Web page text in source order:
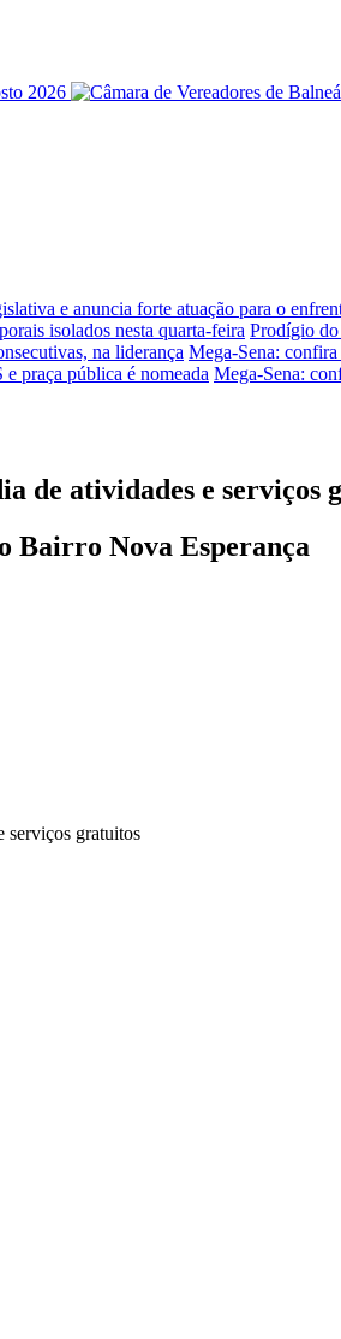
e anuncia forte atuação para o
isolados nesta quarta-feira Prodígio
na liderança Mega-Sena:
praça pública é nomeada Mega-Sena:
de atividades e serviços
Bairro Nova Esperança